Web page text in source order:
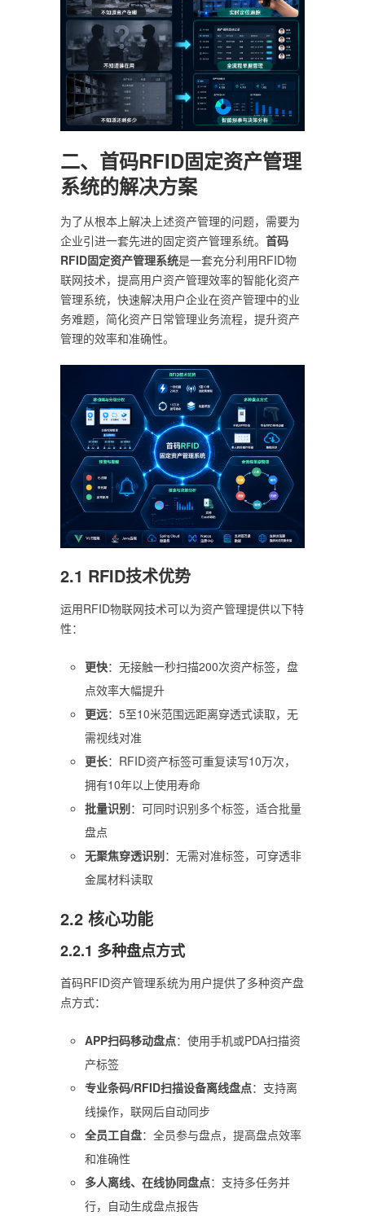
二、首码RFID固定资产管理
系统的解决方案
为了从根本上解决上述资产管理的问题，需要为
企业引进一套先进的固定资产管理系统。 首码
RFID固定资产管理系统是一套充分利用RFID物
联网技术，提高用户资产管理效率的智能化资产
管理系统，快速解决用户企业在资产管理中的业
务难题，简化资产日常管理业务流程，提升资产
管理的效率和准确性。
2.1 RFID技术优势
运用RFID物联网技术可以为资产管理提供以下特
性：
更快：无接触一秒扫描200次资产标签，盘
点效率大幅提升
更远：5至10米范围远距离穿透式读取，无
需视线对准
更长：RFID资产标签可重复读写10万次，
拥有10年以上使用寿命
批量识别：可同时识别多个标签，适合批量
盘点
无聚焦穿透识别：无需对准标签，可穿透非
金属材料读取
2.2 核心功能
2.2.1 多种盘点方式
首码RFID资产管理系统为用户提供了多种资产盘
点方式：
APP扫码移动盘点：使用手机或PDA扫描资
产标签
专业条码/RFID扫描设备离线盘点：支持离
线操作，联网后自动同步
全员工自盘：全员参与盘点，提高盘点效率
和准确性
多人离线、在线协同盘点：支持多任务并
行，自动生成盘点报告